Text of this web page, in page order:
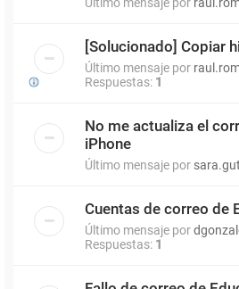
[Solucionado] Copiar
Último mensaje por
Respuestas: 1
No me actualiza el
iPhone
Último mensaje por
Cuentas de correo de
Último mensaje por
Respuestas: 1